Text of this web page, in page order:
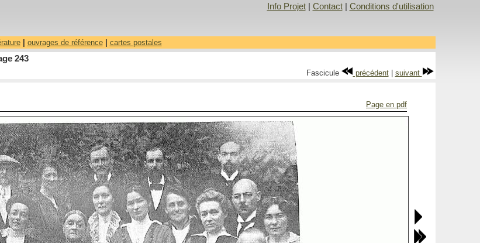
Info Projet| Contact| Conditions d'utilisation
| ouvrages de référence| cartes postales
243
Fascicule précédent| suivant
Page en pdf